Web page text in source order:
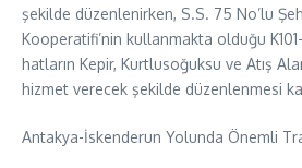
şekilde düzenlenirken, S.S. 75 No’lu
Kooperatifi’nin kullanmakta olduğu
hatların Kepir, Kurtlusoğuksu ve Atış
hizmet verecek şekilde düzenlenmesi
Antakya-İskenderun Yolunda Önemli